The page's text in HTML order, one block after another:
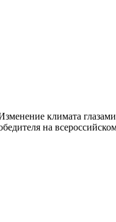
климата
на